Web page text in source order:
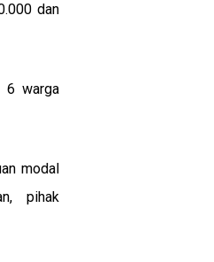
dan
6 warga
modal
pihak